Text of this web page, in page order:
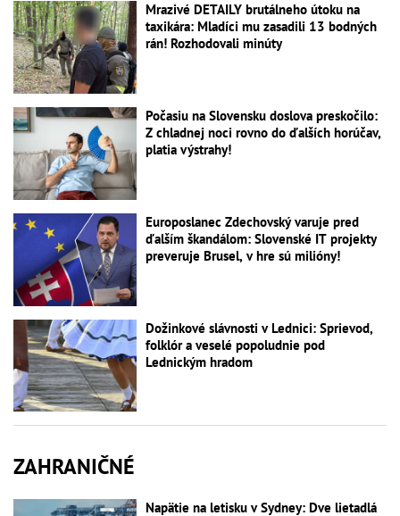
Mrazivé DETAILY brutálneho útoku na
taxikára: Mladíci mu zasadili 13 bodných
rán! Rozhodovali minúty
Počasiu na Slovensku doslova preskočilo:
Z chladnej noci rovno do ďalších horúčav,
platia výstrahy!
Europoslanec Zdechovský varuje pred
ďalším škandálom: Slovenské IT projekty
preveruje Brusel, v hre sú milióny!
Dožinkové slávnosti v Lednici: Sprievod,
folklór a veselé popoludnie pod
Lednickým hradom
ZAHRANIČNÉ
Napätie na letisku v Sydney: Dve lietadlá